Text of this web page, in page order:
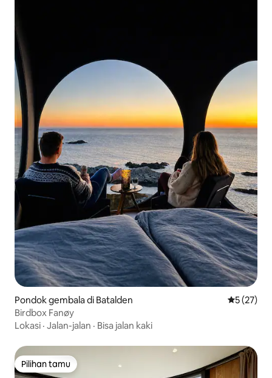
Pondok gembala di Batalden Nilai rata-
5 (27)
Birdbox Fanøy
Lokasi · Jalan-jalan · Bisa jalan kaki
Pilihan tamu
Pilihan tamu